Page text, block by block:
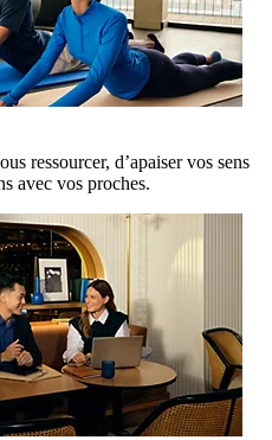
ressourcer, d’apaiser vos sens
avec vos proches.